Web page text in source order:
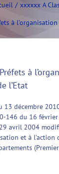
xxxxxx A
à
à
l’Etat
13 décembre
146 du 16
avril 2004
et à l’action